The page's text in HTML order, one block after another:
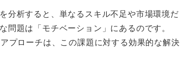
分析すると、単なるスキル不足や市場環境だ
題は「モチベーション」にあるのです。
プローチは、この課題に対する効果的な解決